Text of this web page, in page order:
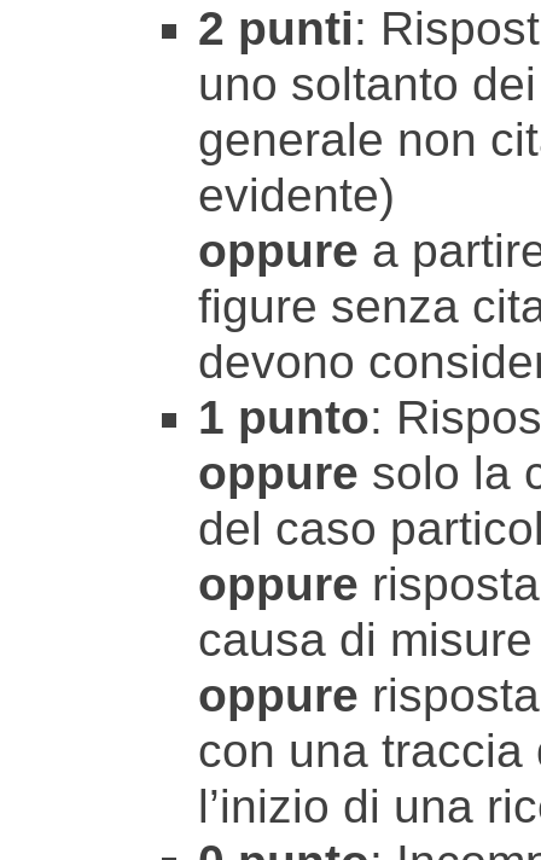
2 punti:
uno soltanto
generale non
evidente)
oppure a
figure senza
devono
1 punto:
oppure solo la
del caso
oppure
causa di
oppure
con una traccia
l’inizio di una